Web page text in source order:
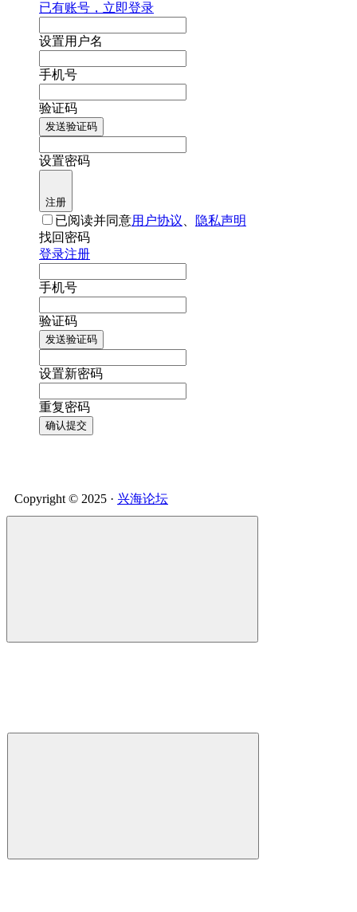
已有账号，立即登录
设置用户名
手机号
验证码
发送验证码
设置密码
注册
已阅读并同意用户协议
隐私声明
找回密码
登录注册
手机号
验证码
发送验证码
设置新密码
重复密码
确认提交
Copyright © 2025 · 兴海论坛